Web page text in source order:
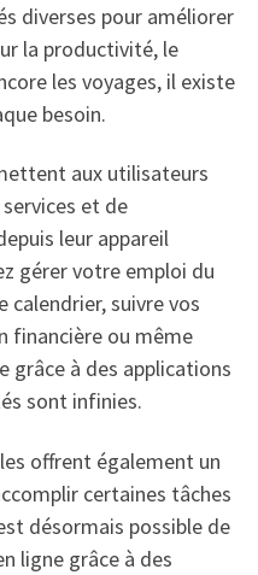
diverses pour améliorer
la productivité, le
les voyages, il existe
besoin.
aux utilisateurs
et de
leur appareil
gérer votre emploi du
calendrier, suivre vos
financière ou même
grâce à des applications
sont infinies.
offrent également un
certaines tâches
désormais possible de
ligne grâce à des